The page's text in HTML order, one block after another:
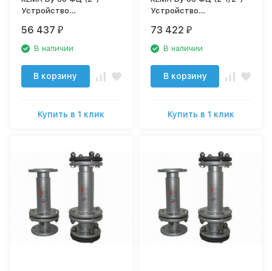
Устройство
от накипи и коррозии
56 437 ₽
В наличии
В корзину
Купить в 1 клик
Устройство
от накипи и коррозии
73 422 ₽
В наличии
В корзину
Купить в 1 клик